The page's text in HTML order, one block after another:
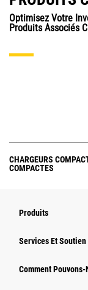
Optimisez Votre
Produits Associés
CHARGEURS
COMPACTES
Produits
Services Et Soutien
Comment